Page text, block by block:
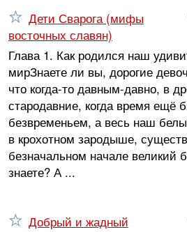
Дети Сварога (мифы
восточных славян)
Глава 1. Как родился наш
мирЗнаете ли вы, дорогие
что когда-то давным-давно, в
стародавние, когда время ещё
безвременьем, а весь наш
в крохотном зародыше,
безначальном начале великий
знаете? А ...
Добрый и жадный